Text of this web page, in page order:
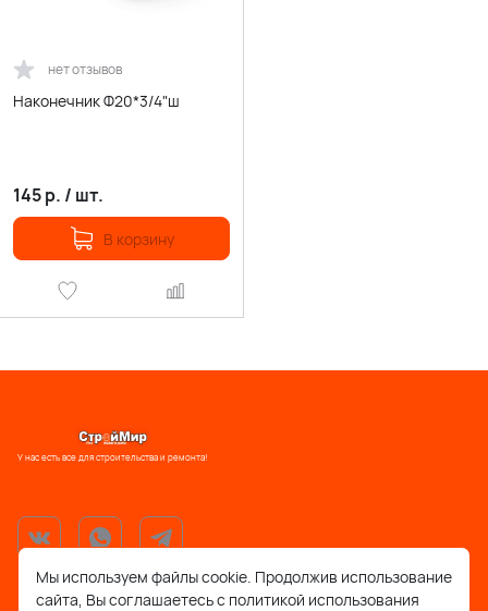
нет отзывов
Наконечник Ф20*3/4"ш
145р. / шт.
В корзину
У нас есть все для строительства и ремонта!
Мы используем файлы cookie. Продолжив использование
сайта, Вы соглашаетесь с политикой использования